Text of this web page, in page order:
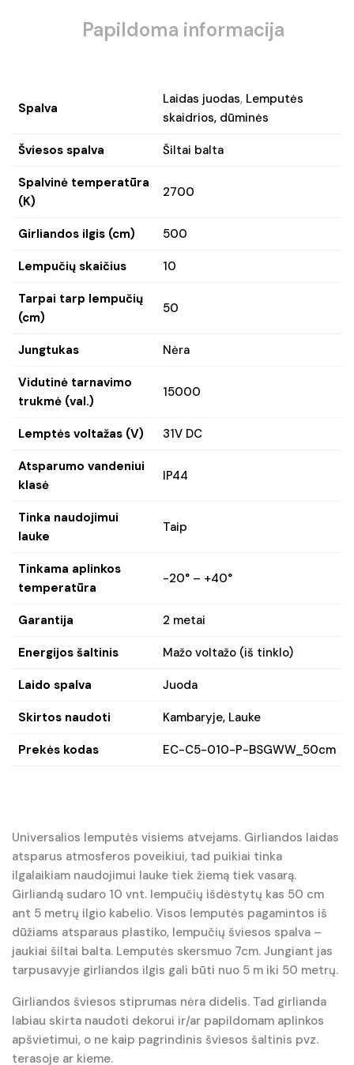
Papildoma informacija
Spalva
Laidas juodas, Lemputės
skaidrios, dūminės
Šviesos spalva Šiltai balta
Spalvinė temperatūra
(K)
2700
Girliandos ilgis (cm) 500
Lempučių skaičius 10
Tarpai tarp lempučių
(cm)
50
Jungtukas Nėra
Vidutinė tarnavimo
trukmė (val.)
15000
Lemptės voltažas (V) 31V DC
Atsparumo vandeniui
klasė
IP44
Tinka naudojimui
lauke
Taip
Tinkama aplinkos
temperatūra
-20° – +40°
Garantija 2 metai
Energijos šaltinis Mažo voltažo (iš tinklo)
Laido spalva Juoda
Skirtos naudoti Kambaryje, Lauke
Prekės kodas EC-C5-010-P-BSGWW_50cm
Universalios lemputės visiems atvejams. Girliandos laidas
atsparus atmosferos poveikiui, tad puikiai tinka
ilgalaikiam naudojimui lauke tiek žiemą tiek vasarą.
Girliandą sudaro 10 vnt. lempučių išdėstytų kas 50 cm
ant 5 metrų ilgio kabelio. Visos lemputės pagamintos iš
dūžiams atsparaus plastiko, lempučių šviesos spalva –
jaukiai šiltai balta. Lemputės skersmuo 7cm. Jungiant jas
tarpusavyje girliandos ilgis gali būti nuo 5 m iki 50 metrų.
Girliandos šviesos stiprumas nėra didelis. Tad girlianda
labiau skirta naudoti dekorui ir/ar papildomam aplinkos
apšvietimui, o ne kaip pagrindinis šviesos šaltinis pvz.
terasoje ar kieme.